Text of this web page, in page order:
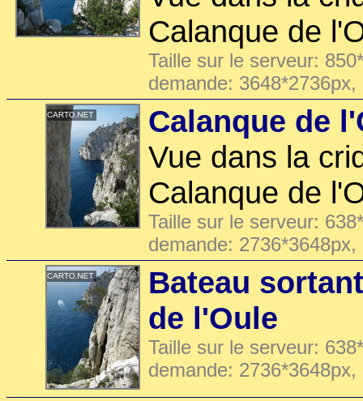
Calanque de
Taille sur le serveur:
demande:
Calanque de
Vue dans la
Calanque de
Taille sur le serveur:
demande:
Bateau
de l'Oule
Taille sur le serveur:
demande: